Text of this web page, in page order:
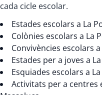
cada cicle escolar.
Estades escolars a La
Colònies escolars a La
Convivències escolars
Estades per a joves a
Esquiades escolars a
Activitats per a centres